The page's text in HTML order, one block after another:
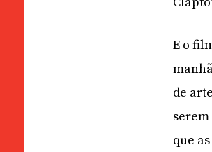
E o
de
que